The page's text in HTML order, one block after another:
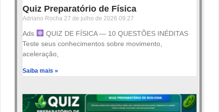
Quiz Preparatório de Física
Adriano Rocha 27 de julho de 2026 09:27
Ads
QUIZ DE FÍSICA — 10 QUESTÕES INÉDITAS
Teste seus conhecimentos sobre movimento,
aceleração,
Saiba mais »